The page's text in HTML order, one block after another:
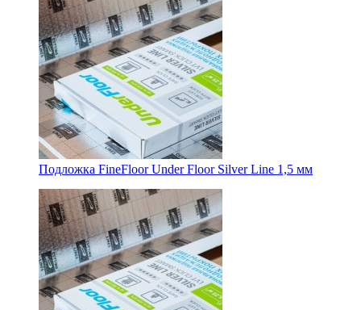
Подложка FineFloor Under Floor Silver Line 1,5 мм